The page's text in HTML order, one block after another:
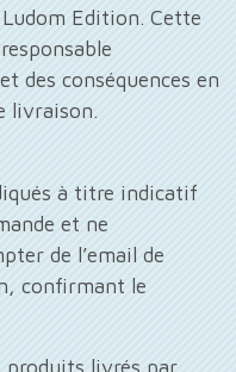
Edition. Cette
des conséquences en
livraison.
à titre indicatif
et ne
de l’email de
confirmant le
produits livrés par